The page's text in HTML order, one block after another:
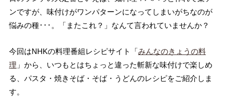
ンですが、味付けがワンパターンになってしまいがちなのが
悩みの種･･･。「またこれ？」なんて言われていませんか？
今回はNHKの料理番組レシピサイト「みんなのきょうの料
理 」から、いつもとはちょっと違った斬新な味付けで楽しめ
る、パスタ・焼きそば・そば・うどんのレシピをご紹介しま
す。